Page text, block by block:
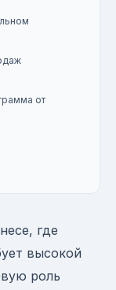
от
где
высокой
роль